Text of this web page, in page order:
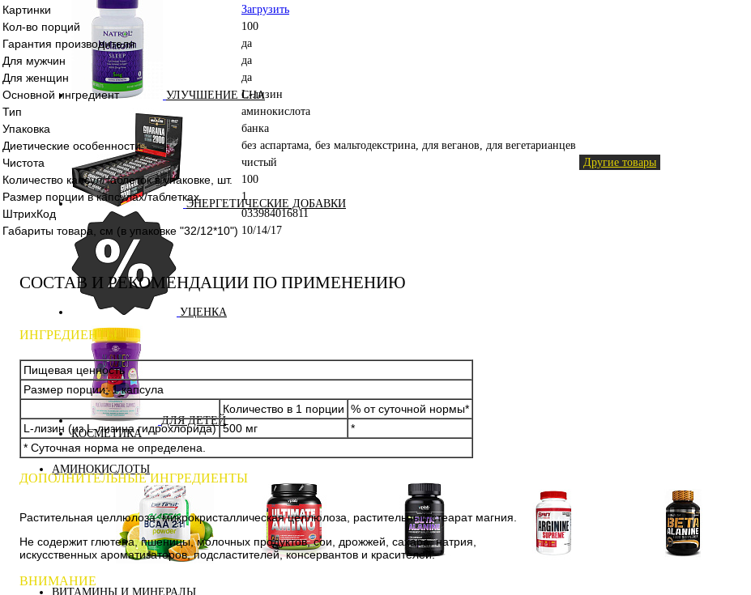
УЛУЧШЕНИЕ СНА
ЭНЕРГЕТИЧЕСКИЕ ДОБАВКИ
УЦЕНКА
ДЛЯ ДЕТЕЙ
КОСМЕТИКА
АМИНОКИСЛОТЫ
ВИТАМИНЫ И МИНЕРАЛЫ
Картинки Загрузить
Кол-во порций 100
Гарантия производителя да
Для мужчин да
Для женщин да
Основной ингредиент L-лизин
Тип аминокислота
Упаковка банка
Диетические особенности без аспартама, без мальтодекстрина, для веганов, для вегетарианцев
Чистота чистый Другие товары
Количество капсул/таблеток в упаковке, шт. 100
Размер порции в капсулах/таблетках 1
ШтрихКод 033984016811
Габариты товара, см (в упаковке "32/12*10") 10/14/17
СОСТАВ И РЕКОМЕНДАЦИИ ПО ПРИМЕНЕНИЮ
ИНГРЕДИЕНТЫ
Пищевая ценность
Размер порции: 1 капсула
Количество в 1 порции % от суточной нормы*
L-лизин (из L-лизина гидрохлорида) 500 мг
*
* Суточная норма не определена.
ДОПОЛНИТЕЛЬНЫЕ ИНГРЕДИЕНТЫ
Растительная целлюлоза, микрокристаллическая целлюлоза, растительный стеарат магния.
Не содержит глютена, пшеницы, молочных продуктов, сои, дрожжей, сахара, натрия,
искусственных ароматизаторов, подсластителей, консервантов и красителей.
ВНИМАНИЕ